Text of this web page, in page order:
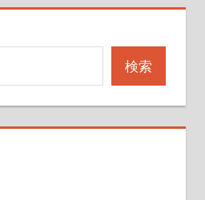
記
検索